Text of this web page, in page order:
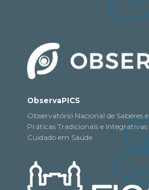
ObservaPICS
Observatório Nacional de Saberes e
Práticas Tradicionais e Integrativas
Cuidado em Saúde